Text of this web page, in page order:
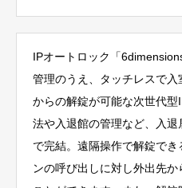
IPオートロック「
管理のうえ、タッチレスで
からの解錠が可能な次世代
法や入退館の管理など、入
で完結。遠隔操作で解錠で
ンの呼び出しに対し外出先